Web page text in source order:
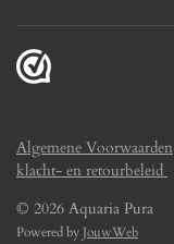
Algemene Voorwaarden
klacht- en retourbeleid
© 2026 Aquaria Pura
Powered by JouwWeb